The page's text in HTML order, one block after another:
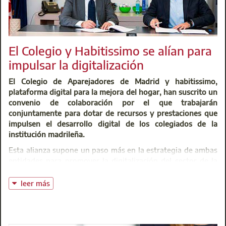
El Colegio y Habitissimo se alían para
impulsar la digitalización
El Colegio de Aparejadores de Madrid y habitissimo,
plataforma digital para la mejora del hogar, han suscrito un
convenio de colaboración por el que trabajarán
conjuntamente para dotar de recursos y prestaciones que
impulsen el desarrollo digital de los colegiados de la
institución madrileña.
Esta alianza supone un paso más en la estrategia de ambas
proceso de transformación.
leer más